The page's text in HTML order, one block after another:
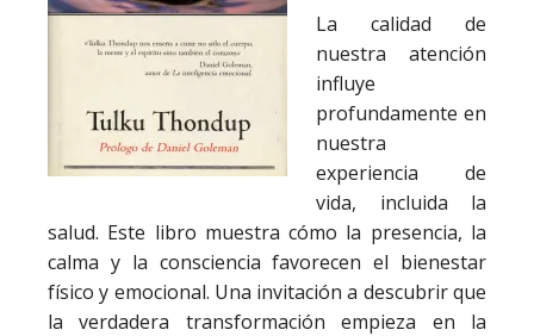
La calidad de
nuestra atención
influye
profundamente en
nuestra
experiencia de
vida, incluida la
salud. Este libro muestra cómo la presencia, la
calma y la consciencia favorecen el bienestar
físico y emocional. Una invitación a descubrir que
la verdadera transformación empieza en la